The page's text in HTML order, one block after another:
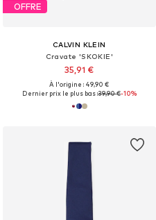
OFFRE
CALVIN KLEIN
Cravate 'SKOKIE'
35,91 €
À l'origine : 49,90 €
Dernier prix le plus bas :39,90 €-10%